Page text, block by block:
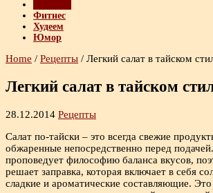
Фитнес
Худеем
Юмор
Home / Рецепты / Легкий салат в тайском
Легкий салат в тайском
28.12.2014 Рецепты
Салат по-тайски – это всегда свежие
обжаренные непосредственно перед
проповедует философию баланса вкусов,
решает заправка, которая включает в себя
сладкие и ароматические составляющие.